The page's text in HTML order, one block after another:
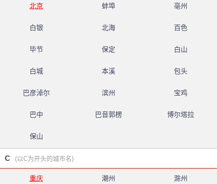
北京 蚌埠 亳州
白银 北海 百色
毕节 保定 白山
白城 本溪 包头
巴彦淖尔 滨州 宝鸡
巴中 巴音郭楞 博尔塔拉
保山
C (以C为开头的城市名)
重庆 潮州 滁州